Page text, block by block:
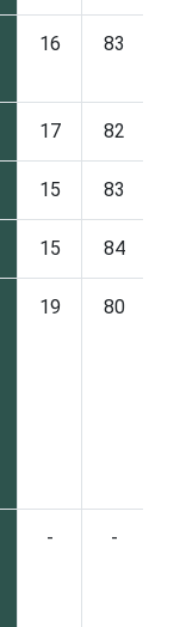
16 83
17 82
15 83
15 84
19 80
- -